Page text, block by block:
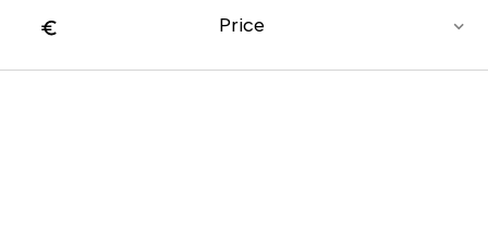
Price